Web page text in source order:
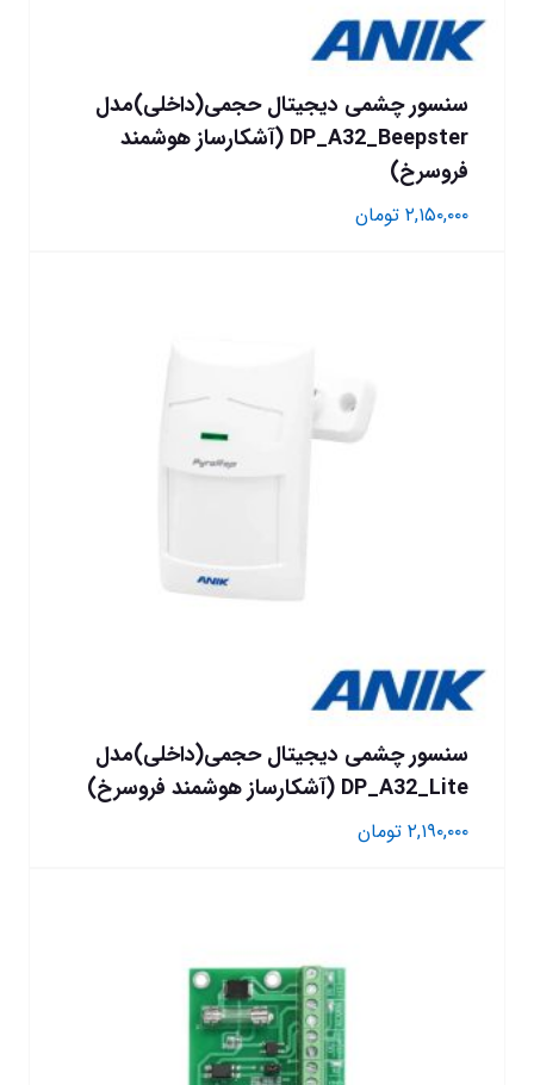
سنسور چشمی دیجیتال حجمی(داخلی)مدل
DP_A32_Beepster (آشکارساز هوشمند
فروسرخ)
۲,۱۵۰,۰۰۰ تومان
سنسور چشمی دیجیتال حجمی(داخلی)مدل
DP_A32_Lite (آشکارساز هوشمند فروسرخ)
۲,۱۹۰,۰۰۰ تومان